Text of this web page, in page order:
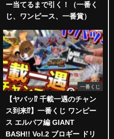
ー当てるまで引く！（一番く
じ、ワンピース、一番賞）
一番くじ
【ヤバッ⁉︎ 千載一遇のチャン
ス到来⁉︎】一番くじ ワンピー
ス エルバフ編 GIANT
BASH!! Vol.2 ブロギー ドリ